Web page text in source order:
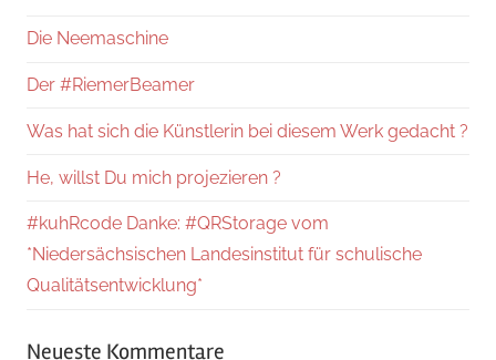
Die Neemaschine
Der #RiemerBeamer
Was hat sich die Künstlerin bei diesem Werk gedacht ?
He, willst Du mich projezieren ?
#kuhRcode Danke: #QRStorage vom
*Niedersächsischen Landesinstitut für schulische
Qualitätsentwicklung*
Neueste Kommentare